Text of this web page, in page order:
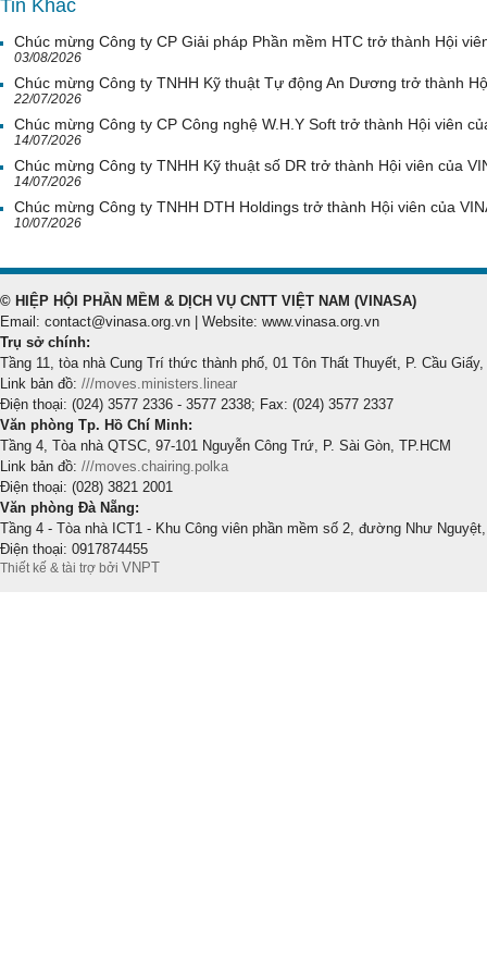
Tin Khác
Chúc mừng Công ty CP Giải pháp Phần mềm HTC trở thành Hội
03/08/2026
Chúc mừng Công ty TNHH Kỹ thuật Tự động An Dương trở thành
22/07/2026
Chúc mừng Công ty CP Công nghệ W.H.Y Soft trở thành Hội viên
14/07/2026
Chúc mừng Công ty TNHH Kỹ thuật số DR trở thành Hội viên của
14/07/2026
Chúc mừng Công ty TNHH DTH Holdings trở thành Hội viên của
10/07/2026
© HIỆP HỘI PHẦN MỀM & DỊCH VỤ CNTT VIỆT NAM (VINASA)
Email: contact@vinasa.org.vn | Website: www.vinasa.org.vn
Trụ sở chính:
Tầng 11, tòa nhà Cung Trí thức thành phố, 01 Tôn Thất Thuyết, P. Cầu Giấy,
Link bản đồ: ///moves.ministers.linear
Điện thoại: (024) 3577 2336 - 3577 2338; Fax: (024) 3577 2337
Văn phòng Tp. Hồ Chí Minh:
Tầng 4, Tòa nhà QTSC, 97-101 Nguyễn Công Trứ, P. Sài Gòn, TP.HCM
Link bản đồ: ///moves.chairing.polka
Điện thoại: (028) 3821 2001
Văn phòng Đà Nẵng:
Tầng 4 - Tòa nhà ICT1 - Khu Công viên phần mềm số 2, đường Như
Điện thoại: 0917874455
Thiết kế & tài trợ bởi VNPT